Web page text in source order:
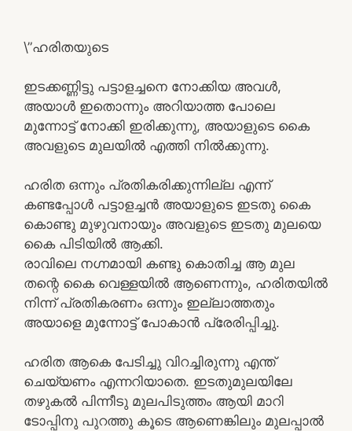
\”ഹരിതയുടെ
ഇടക്കണ്ണിട്ടു പട്ടാളച്ചനെ നോക്കിയ അവൾ,
അയാൾ ഇതൊന്നും അറിയാത്ത പോലെ
മുന്നോട്ട് നോക്കി ഇരിക്കുന്നു, അയാളുടെ കൈ
അവളുടെ മുലയിൽ എത്തി നിൽക്കുന്നു.
ഹരിത ഒന്നും പ്രതികരിക്കുന്നില്ല എന്ന്
കണ്ടപ്പോൾ പട്ടാളച്ചൻ അയാളുടെ ഇടതു കൈ
കൊണ്ടു മുഴുവനായും അവളുടെ ഇടതു മുലയെ
കൈ പിടിയിൽ ആക്കി.
രാവിലെ നഗ്നമായി കണ്ടു കൊതിച്ച ആ മുല
തന്റെ കൈ വെള്ളയിൽ ആണെന്നും, ഹരിതയിൽ
നിന്ന് പ്രതികരണം ഒന്നും ഇല്ലാത്തതും
അയാളെ മുന്നോട്ട് പോകാൻ പ്രേരിപ്പിച്ചു.
ഹരിത ആകെ പേടിച്ചു വിറച്ചിരുന്നു എന്ത്
ചെയ്യണം എന്നറിയാതെ. ഇടതുമുലയിലേ
തഴുകൽ പിന്നീടു മുലപിടുത്തം ആയി മാറി
ടോപ്പിനു പുറത്തു കൂടെ ആണെങ്കിലും മുലപ്പാൽ